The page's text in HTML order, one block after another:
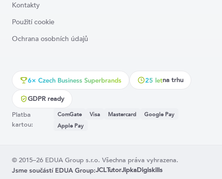
Kontakty
Použití cookie
Ochrana osobních údajů
6× Czech Business Superbrands 25 letna trhu
GDPR ready
Platba
kartou:
ComGate Visa Mastercard
Google Pay
Apple Pay
© 2015–26 EDUA Group s.r.o. Všechna práva vyhrazena.
Jsme součástí EDUA Group:JCLTutorJipkaDigiskills